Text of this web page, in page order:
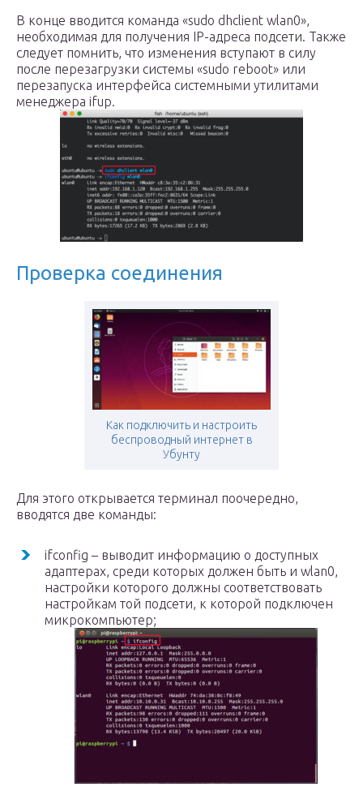
В конце вводится команда «sudo dhclient wlan0»,
необходимая для получения IP-адреса подсети. Также
следует помнить, что изменения вступают в силу
после перезагрузки системы «sudo reboot» или
перезапуска интерфейса системными утилитами
менеджера ifup.
Проверка соединения
Как подключить и настроить
беспроводный интернет в
Убунту
Для этого открывается терминал поочередно,
вводятся две команды:
ifconfig – выводит информацию о доступных
адаптерах, среди которых должен быть и wlan0,
настройки которого должны соответствовать
настройкам той подсети, к которой подключен
микрокомпьютер;